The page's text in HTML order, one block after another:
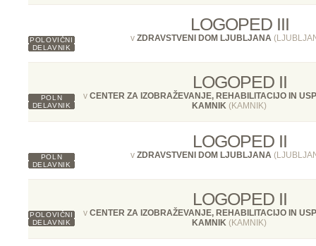
LOGOPED III
POLOVIČNI
DELAVNIK
v ZDRAVSTVENI DOM LJUBLJANA
LOGOPED II
POLN
DELAVNIK
v CENTER ZA IZOBRAŽEVANJE, REHABILITACIJO IN
KAMNIK(KAMNIK)
LOGOPED II
POLN
DELAVNIK
v ZDRAVSTVENI DOM LJUBLJANA
LOGOPED II
POLOVIČNI
DELAVNIK
v CENTER ZA IZOBRAŽEVANJE, REHABILITACIJO IN
KAMNIK(KAMNIK)